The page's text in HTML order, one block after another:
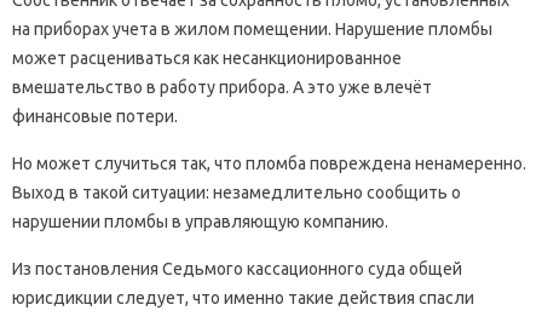
на приборах учета в жилом помещении. Нарушение пломбы
может расцениваться как несанкционированное
вмешательство в работу прибора. А это уже влечёт
финансовые потери.
Но может случиться так, что пломба повреждена ненамеренно.
Выход в такой ситуации: незамедлительно сообщить о
нарушении пломбы в управляющую компанию.
Из постановления Седьмого кассационного суда общей
юрисдикции следует, что именно такие действия спасли